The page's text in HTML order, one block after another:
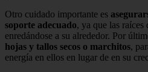
Otro cuidado importante es
soporte adecuado, ya que las
enredándose a su alrededor. Por
hojas y tallos secos o marchitos,
energía en ellos en lugar de en su